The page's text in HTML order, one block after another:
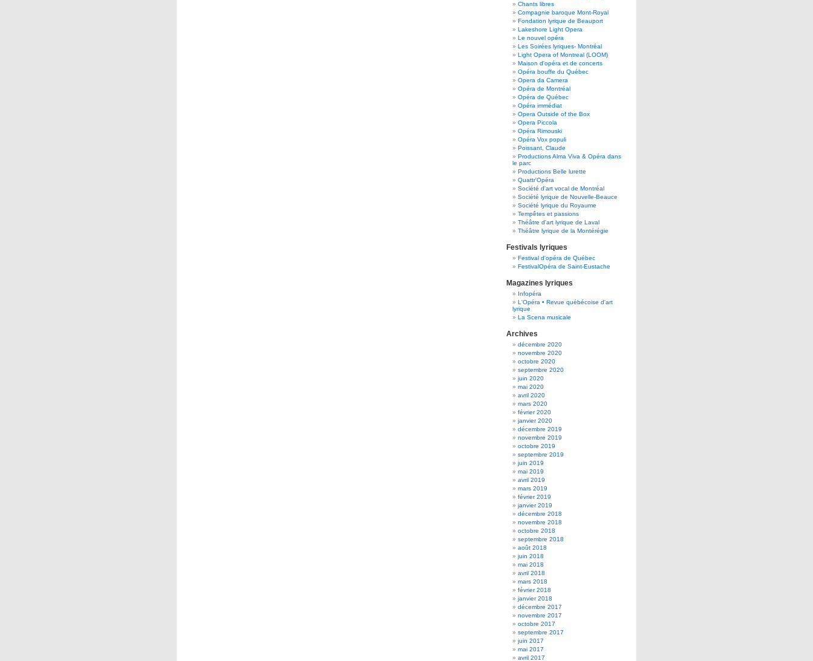
Chants libres
Compagnie baroque Mont-Royal
Fondation lyrique de Beauport
Lakeshore Light Opera
Le nouvel opéra
Les Soirées lyriques- Montréal
Light Opera of Montreal (LOOM)
Maison d'opéra et de concerts
Opéra bouffe du Québec
Opera da Camera
Opéra de Montréal
Opéra de Québec
Opéra immédiat
Opera Outside of the Box
Opera Piccola
Opéra Rimouski
Opéra Vox populi
Poissant, Claude
Productions Alma Viva & Opéra dans
le parc
Productions Belle lurette
Quattr'Opéra
Société d'art vocal de Montréal
Société lyrique de Nouvelle-Beauce
Société lyrique du Royaume
Tempêtes et passions
Théâtre d'art lyrique de Laval
Théâtre lyrique de la Montérégie
Festivals lyriques
Festival d'opéra de Québec
FestivalOpéra de Saint-Eustache
Magazines lyriques
Infopéra
L'Opéra • Revue québécoise d'art
lyrique
La Scena musicale
Archives
décembre 2020
novembre 2020
octobre 2020
septembre 2020
juin 2020
mai 2020
avril 2020
mars 2020
février 2020
janvier 2020
décembre 2019
novembre 2019
octobre 2019
septembre 2019
juin 2019
mai 2019
avril 2019
mars 2019
février 2019
janvier 2019
décembre 2018
novembre 2018
octobre 2018
septembre 2018
août 2018
juin 2018
mai 2018
avril 2018
mars 2018
février 2018
janvier 2018
décembre 2017
novembre 2017
octobre 2017
septembre 2017
juin 2017
mai 2017
avril 2017